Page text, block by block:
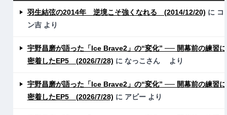
羽生結弦の2014年 逆境こそ強くなれる (2014/12/20) に コ
ン吉より
宇野昌磨が語った「Ice Brave2」の“変化” ── 開幕前の練習に
密着したEP5 (2026/7/28) に なっこさん より
宇野昌磨が語った「Ice Brave2」の“変化” ── 開幕前の練習に
密着したEP5 (2026/7/28) に アビーより